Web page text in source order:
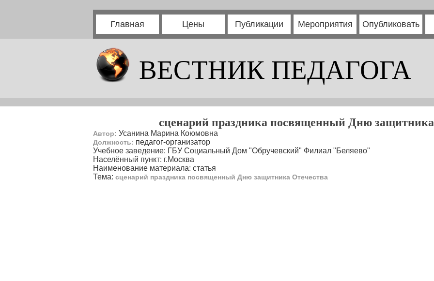
Главная Цены Публикации Мероприятия Опубликовать
ВЕСТНИК ПЕДАГОГА
сценарий праздника посвященный Дню защитника
Автор: Усанина Марина Коюмовна
Должность: педагог-организатор
Учебное заведение: ГБУ Социальный Дом "Обручевский" Филиал "Беляево"
Населённый пункт: г.Москва
Наименование материала: статья
Тема: сценарий праздника посвященный Дню защитника Отечества